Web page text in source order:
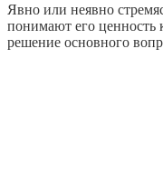
Явно или неявно
понимают его ценность
решение основного